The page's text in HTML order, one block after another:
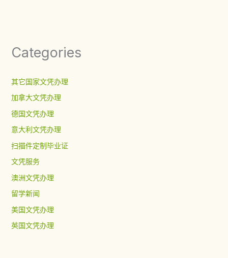
Categories
其它国家文凭办理
加拿大文凭办理
德国文凭办理
意大利文凭办理
扫描件定制毕业证
文凭服务
澳洲文凭办理
留学新闻
美国文凭办理
英国文凭办理